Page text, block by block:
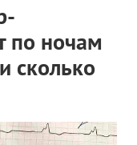
по ночам
сколько